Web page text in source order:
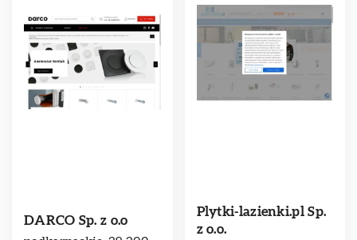
DARCO Sp. z o.o
Plytki-lazienki.pl Sp.
z o.o.